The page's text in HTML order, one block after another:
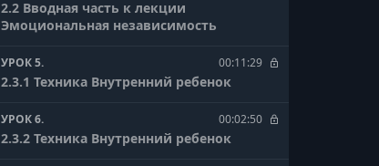
2.2 Вводная часть к лекции
Эмоциональная независимость
УРОК 5. 00:11:29
2.3.1 Техника Внутренний ребенок
УРОК 6. 00:02:50
2.3.2 Техника Внутренний ребенок